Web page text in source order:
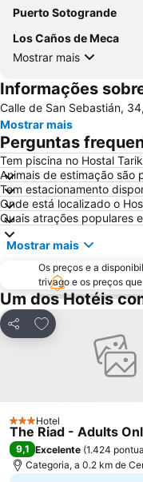
Puerto Sotogrande
Los Caños de Meca
Mostrar mais
Informações
Calle de San Sebastián,
Mostrar mais
Perguntas
Tem piscina no Hostal
Animais de estimação são
Tem estacionamento
Onde está localizado o
Quais atrações populares
Mostrar mais
Os preços e a
trivago e os preços
Um dos Hotéis
Partilhar
Adicionar aos
3 Estrelas
Hotel
The Riad - Adults
9,1 Excelente (1.424
Categoria, a 0.2 km de